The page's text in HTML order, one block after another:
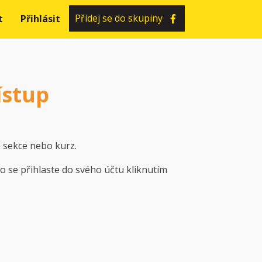
Přihlásit Přidej se do skupiny
nebo kurz.
se přihlaste do svého účtu kliknutím